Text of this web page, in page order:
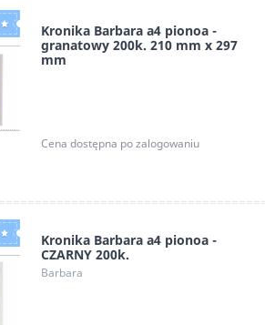
Kronika Barbara a4 pionoa -
granatowy 200k. 210 mm x 297
mm
Cena dostępna po zalogowaniu
Kronika Barbara a4 pionoa -
CZARNY 200k.
Barbara